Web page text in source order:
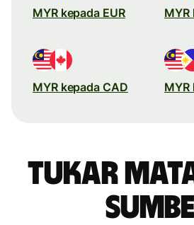
MYR kepada EUR MYR
MYR kepada CAD MYR
Tukar